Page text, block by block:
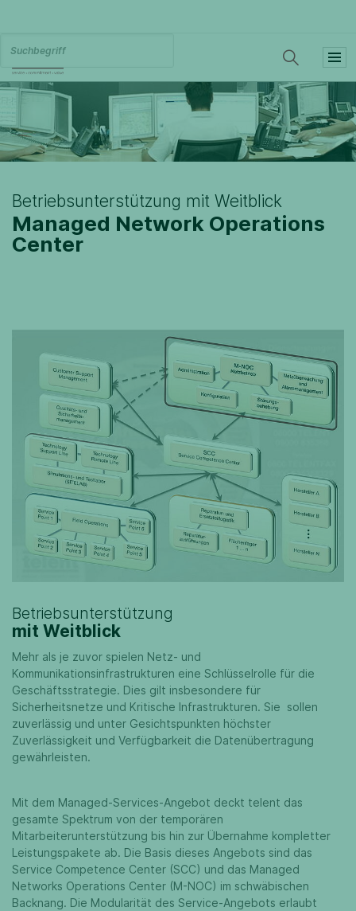
Betriebsunterstützung mit Weitblick
Managed Network Operations
Center
Betriebsunterstützung
mit Weitblick
Mehr als je zuvor spielen Netz- und
Kommunikationsinfrastrukturen eine Schlüsselrolle für die
Geschäftsstrategie. Dies gilt insbesondere für
Sicherheitsnetze und Kritische Infrastrukturen. Sie sollen
zuverlässig und unter Gesichtspunkten höchster
Zuverlässigkeit und Verfügbarkeit die Datenübertragung
gewährleisten.
Mit dem Managed-Services-Angebot deckt telent das
gesamte Spektrum von der temporären
Mitarbeiterunterstützung bis hin zur Übernahme kompletter
Leistungspakete ab. Die Basis dieses Angebots sind das
Service Competence Center (SCC) und das Managed
Networks Operations Center (M-NOC) im schwäbischen
Backnang. Die Modularität des Service-Angebots erlaubt